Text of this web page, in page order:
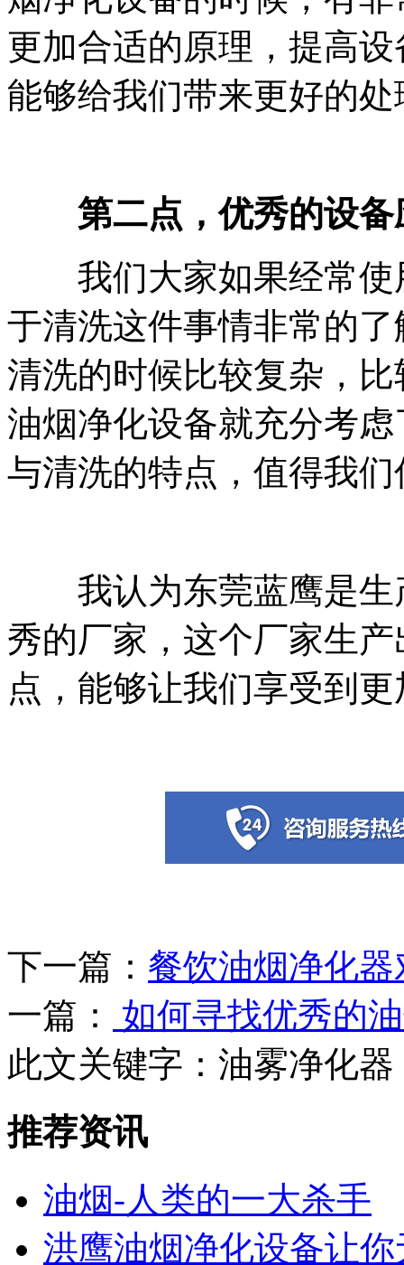
更加合适的原理，提高
能够给我们带来更好的
第二点，优秀的设备
我们大家如果经常使
于清洗这件事情非常的
清洗的时候比较复杂，
油烟净化设备就充分考
与清洗的特点，值得我
我认为东莞蓝鹰是生
秀的厂家，这个厂家生
点，能够让我们享受到
下一篇： 餐饮油烟净化
一篇：
如何寻找优秀的
此文关键字： 油雾净化器
推荐资讯
油烟-人类的一大杀手
洪鹰油烟净化设备让